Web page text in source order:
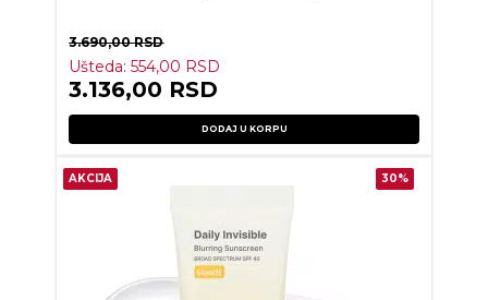
3.690,00RSD
Ušteda:554,00 RSD
3.136,00 RSD
DODAJ U KORPU
AKCIJA 30%